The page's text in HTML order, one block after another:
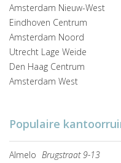
Amsterdam Nieuw-West
Eindhoven Centrum
Amsterdam Noord
Utrecht Lage Weide
Den Haag Centrum
Amsterdam West
Populaire
Almelo Brugstraat 9-13